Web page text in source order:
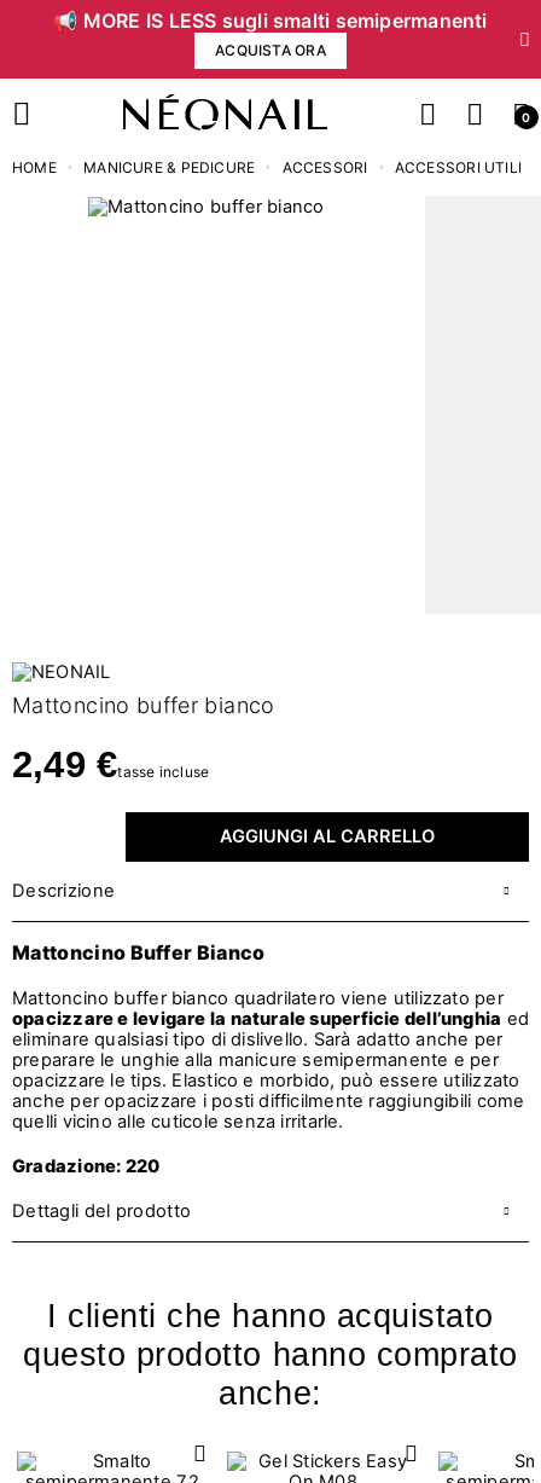
📢 MORE IS LESS sugli smalti semipermanenti
ACQUISTA ORA
0
HOME MANICURE & PEDICURE ACCESSORI ACCESSORI UTILI
Mattoncino buffer bianco
2,49 €tasse incluse
AGGIUNGI AL CARRELLO
Descrizione
Mattoncino Buffer Bianco
Mattoncino buffer bianco quadrilatero viene utilizzato per
opacizzare e levigare la naturale superficie dell’unghia ed
eliminare qualsiasi tipo di dislivello. Sarà adatto anche per
preparare le unghie alla manicure semipermanente e per
opacizzare le tips. Elastico e morbido, può essere utilizzato
anche per opacizzare i posti difficilmente raggiungibili come
quelli vicino alle cuticole senza irritarle.
Gradazione: 220
Dettagli del prodotto
I clienti che hanno acquistato
questo prodotto hanno comprato
anche: